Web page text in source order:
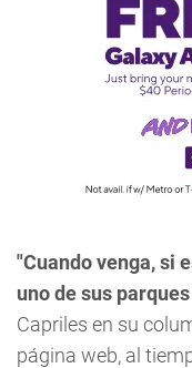
"Cuando venga, si
uno de sus
Capriles en su
página web, al